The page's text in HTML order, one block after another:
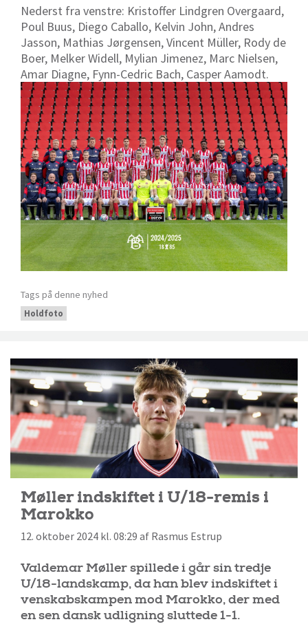
Nederst fra venstre: Kristoffer Lindgren Overgaard,
Poul Buus, Diego Caballo, Kelvin John, Andres
Jasson, Mathias Jørgensen, Vincent Müller, Rody de
Boer, Melker Widell, Mylian Jimenez, Marc Nielsen,
Amar Diagne, Fynn-Cedric Bach, Casper Aamodt.
Tags på denne nyhed
Holdfoto
Møller indskiftet i U/18-remis i
Marokko
12. oktober 2024 kl. 08:29 af Rasmus Estrup
Valdemar Møller spillede i går sin tredje
U/18-landskamp, da han blev indskiftet i
venskabskampen mod Marokko, der med
en sen dansk udligning sluttede 1-1.